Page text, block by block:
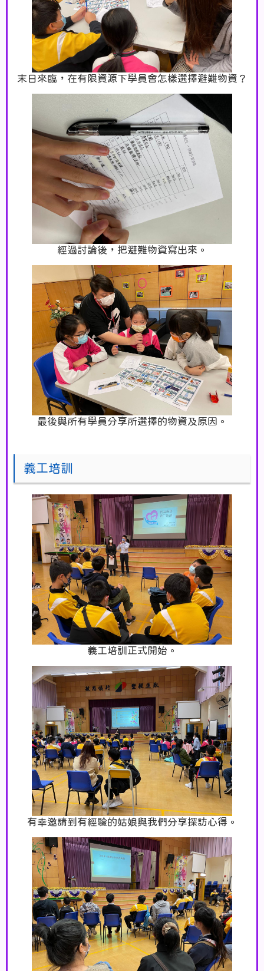
末日來臨，在有限資源下學員會怎樣選擇避難物資？
經過討論後，把避難物資寫出來。
最後與所有學員分享所選擇的物資及原因。
義工培訓
義工培訓正式開始。
有幸邀請到有經驗的姑娘與我們分享探訪心得。